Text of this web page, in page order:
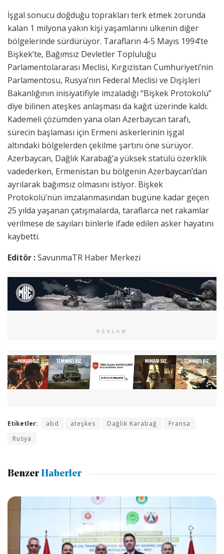
İşgal sonucu doğduğu toprakları terk etmek zorunda
kalan 1 milyona yakın kişi yaşamlarını ülkenin diğer
bölgelerinde sürdürüyor. Tarafların 4-5 Mayıs 1994’te
Bişkek’te, Bağımsız Devletler Topluluğu
Parlamentolararası Meclisi, Kırgızistan Cumhuriyeti’nin
Parlamentosu, Rusya’nın Federal Meclisi ve Dışişleri
Bakanlığının inisiyatifiyle imzaladığı “Bişkek Protokolü”
diye bilinen ateşkes anlaşması da kağıt üzerinde kaldı.
Kademeli çözümden yana olan Azerbaycan tarafı,
sürecin başlaması için Ermeni askerlerinin işgal
altındaki bölgelerden çekilme şartını öne sürüyor.
Azerbaycan, Dağlık Karabağ’a yüksek statülü özerklik
vadederken, Ermenistan bu bölgenin Azerbaycan’dan
ayrılarak bağımsız olmasını istiyor. Bişkek
Protokolü’nün imzalanmasından bugüne kadar geçen
25 yılda yaşanan çatışmalarda, taraflarca net rakamlar
verilmese de sayıları binlerle ifade edilen asker hayatını
kaybetti.
Editör :SavunmaTR Haber Merkezi
REKLAM
Etiketler: abd ateşkes Dağlık Karabağ
Fransa
Rusya
Benzer Haberler